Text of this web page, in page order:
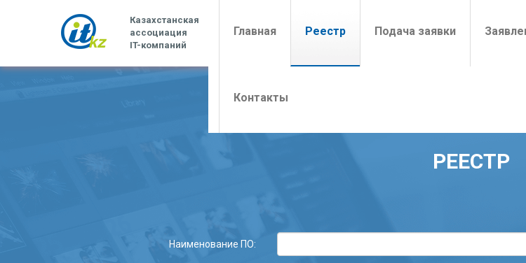
Казахстанская
ассоциация
IT-компаний
Главная(current)Реестр Подача заявки
Контакты
РЕЕСТР
Наименование ПО: